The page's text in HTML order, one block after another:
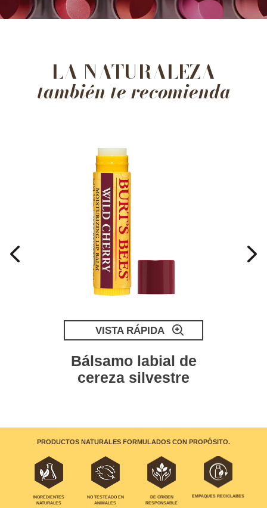
LA NATURALEZA
también te recomienda
VISTA RÁPIDA
Bálsamo labial de
cereza silvestre
PRODUCTOS NATURALES FORMULADOS CON PROPÓSITO.
INGREDIENTES
NATURALES
NO TESTEADO EN
ANIMALES
DE ORIGEN
RESPONSABLE
EMPAQUES RECICLABES